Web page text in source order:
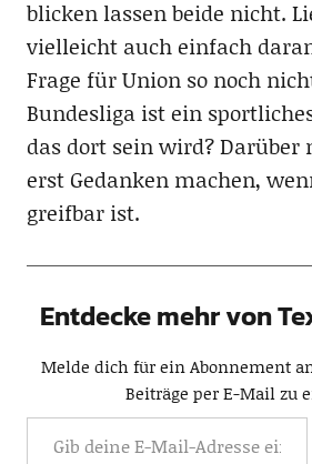
blicken lassen beide nicht.
vielleicht auch einfach
Frage für Union so noch
Bundesliga ist ein
das dort sein wird?
erst Gedanken machen,
greifbar ist.
Entdecke mehr von
Melde dich für ein Abonnement
Beiträge per E-Mail zu